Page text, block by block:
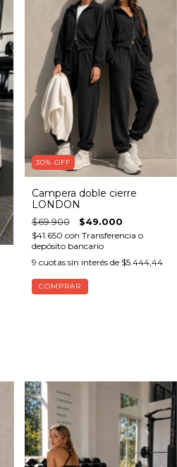
30% OFF
Campera doble cierre
LONDON
$69.900 $49.000
$41.650 con Transferencia o
depósito bancario
9 cuotas sin interés de $5.444,44
COMPRAR